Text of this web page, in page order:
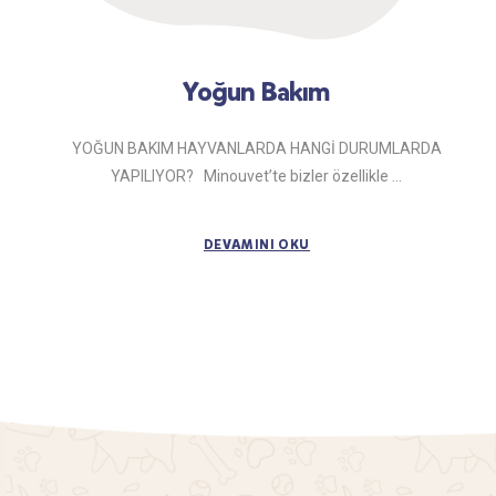
Yoğun Bakım
YOĞUN BAKIM HAYVANLARDA HANGİ DURUMLARDA
YAPILIYOR? Minouvet’te bizler özellikle ...
DEVAMINI OKU